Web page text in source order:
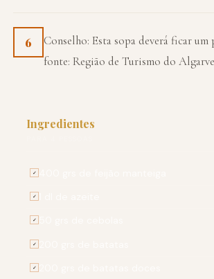
6
Conselho: Esta sopa deverá ficar um
fonte: Região de Turismo do Algarve
Ingredientes
✓
✓
✓
✓
✓